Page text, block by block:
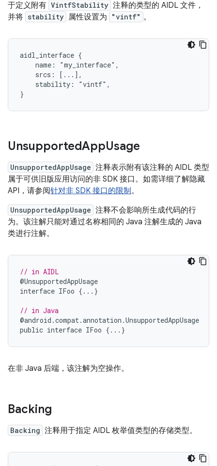
于定义附有 VintfStability 注释的类型的 AIDL 文件，
并将 stability 属性设置为 "vintf" 。
aidl_interface {
    name: "my_interface",
    srcs: [...],
    stability: "vintf",
UnsupportedAppUsage
UnsupportedAppUsage 注释表示附有该注释的 AIDL 类型
属于可供旧版应用访问的非 SDK 接口。如需详细了解隐藏
API，请参阅针对非 SDK 接口的限制。
UnsupportedAppUsage 注释不会影响所生成代码的行
为。该注解只能对通过名称相同的 Java 注解生成的 Java
类进行注解。
// in AIDL
@UnsupportedAppUsage
interface IFoo {...}
// in Java
@android .compat.annotation .UnsupportedAppUsage
public interface IFoo {...}
在非 Java 后端，该注解为空操作。
Backing
Backing 注释用于指定 AIDL 枚举值类型的存储类型。